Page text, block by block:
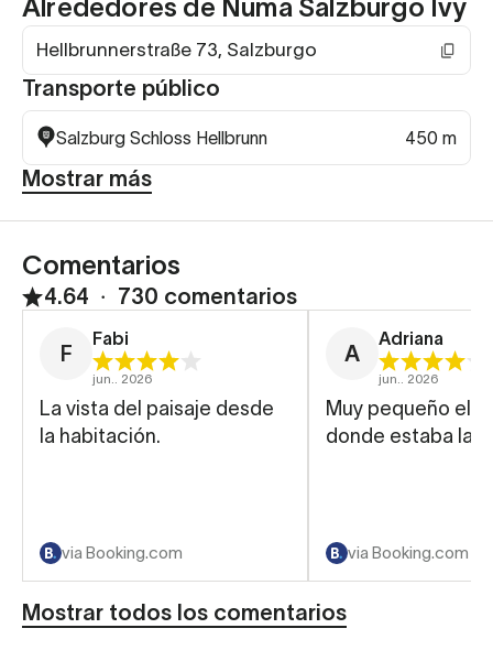
Alrededores de Numa Salzburgo Ivy
Hellbrunnerstraße 73, Salzburgo
Transporte público
Salzburg Schloss Hellbrunn 450 m
Mostrar más
Comentarios
4.64 ∙ 730 comentarios
F
Fabi
jun.. 2026
La vista del paisaje desde
la habitación.
via Booking.com
A
Adriana
jun.. 2026
Muy pequeño el
donde estaba la
via Booking.com
Mostrar todos los comentarios